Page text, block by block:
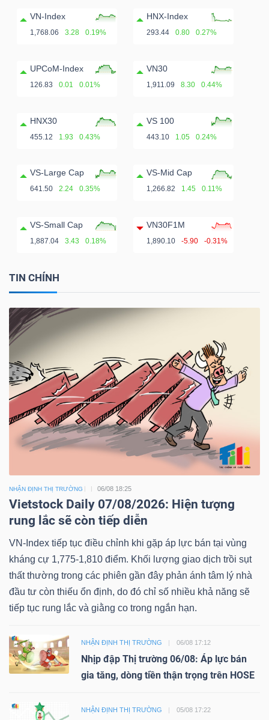
VN-Index
1,768.06 3.28 0.19%
HNX-Index
293.44 0.80 0.27%
UPCoM-Index
126.83 0.01 0.01%
VN30
1,911.09 8.30 0.44%
HNX30
455.12 1.93 0.43%
VS 100
443.10 1.05 0.24%
VS-Large Cap
641.50 2.24 0.35%
VS-Mid Cap
1,266.82 1.45 0.11%
VS-Small Cap
1,887.04 3.43 0.18%
VN30F1M
1,890.10 -5.90 -0.31%
TIN CHÍNH
NHẬN ĐỊNH THỊ TRƯỜNG 06/08 18:25
Vietstock Daily 07/08/2026: Hiện tượng
rung lắc sẽ còn tiếp diễn
VN-Index tiếp tục điều chỉnh khi gặp áp lực bán tại vùng
kháng cự 1,775-1,810 điểm. Khối lượng giao dịch trồi sụt
thất thường trong các phiên gần đây phản ánh tâm lý nhà
đầu tư còn thiếu ổn định, do đó chỉ số nhiều khả năng sẽ
tiếp tục rung lắc và giằng co trong ngắn hạn.
NHẬN ĐỊNH THỊ TRƯỜNG 06/08 17:12
Nhịp đập Thị trường 06/08: Áp lực bán
gia tăng, dòng tiền thận trọng trên HOSE
NHẬN ĐỊNH THỊ TRƯỜNG 05/08 17:22